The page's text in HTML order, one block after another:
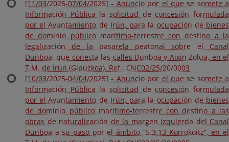
[11/03/2025-07/04/2025] - Anuncio por el que se somete a
Información Pública la solicitud de concesión formulada
por el Ayuntamiento de Irún, para la ocupación de bienes
de dominio público marítimo-terrestre con destino a la
legalización de la pasarela peatonal sobre el Canal
Dunboa, que conecta las calles Dunboa y Aixin Zolua, en el
T.M. de Irún (Gipuzkoa). Ref.: CNC02/25/20/0003
[10/03/2025-04/04/2025] - Anuncio por el que se somete a
Información Pública la solicitud de concesión formulada
por el Ayuntamiento de Irún, para la ocupación de bienes
de dominio público marítimo-terrestre con destino a las
obras de naturalización de la margen izquierda del Canal
Dunboa a su paso por el ámbito “5.3.13 Korrokoitz”, en el